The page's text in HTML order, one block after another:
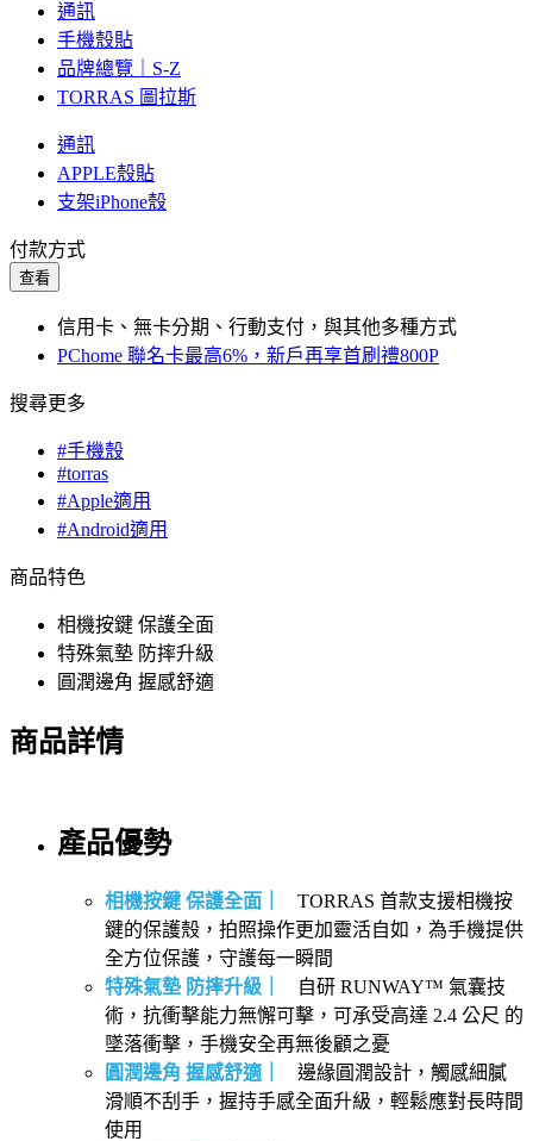
通訊
手機殼貼
品牌總覽｜S-Z
TORRAS 圖拉斯
通訊
APPLE殼貼
支架iPhone殼
付款方式
查看
信用卡、無卡分期、行動支付，與其他多種方式
PChome 聯名卡最高6%，新戶再享首刷禮800P
搜尋更多
#手機殼
#torras
#Apple適用
#Android適用
商品特色
相機按鍵 保護全面
特殊氣墊 防摔升級
圓潤邊角 握感舒適
商品詳情
產品優勢
相機按鍵 保護全面｜
TORRAS 首款支援相機按
鍵的保護殼，拍照操作更加靈活自如，為手機提供
全方位保護，守護每一瞬間
特殊氣墊 防摔升級｜
自研 RUNWAY™ 氣囊技
術，抗衝擊能力無懈可擊，可承受高達 2.4 公尺 的
墜落衝擊，手機安全再無後顧之憂
圓潤邊角 握感舒適｜
邊緣圓潤設計，觸感細膩
滑順不刮手，握持手感全面升級，輕鬆應對長時間
使用